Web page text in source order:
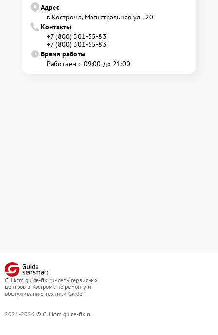
Адрес
г. Кострома, Магистральная ул., 20
Контакты
+7 (800) 301-55-83
+7 (800) 301-55-83
Время работы
Работаем с 09:00 до 21:00
СЦ ktm.guide-fix.ru - сеть сервисных
центров в Костроме по ремонту и
обслуживанию техники Guide
2021-2026 © СЦ ktm.guide-fix.ru